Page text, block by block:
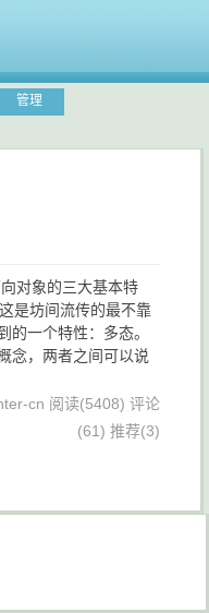
管理
对象的三大基本特
是坊间流传的最不靠
的一个特性：多态。
念，两者之间可以说
cn 阅读(5408) 评论
(61) 推荐(3)